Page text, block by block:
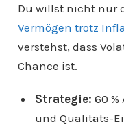
Du willst nicht nur
Vermögen trotz
verstehst, dass
Chance ist.
Strategie: 60 %
und Qualitäts-